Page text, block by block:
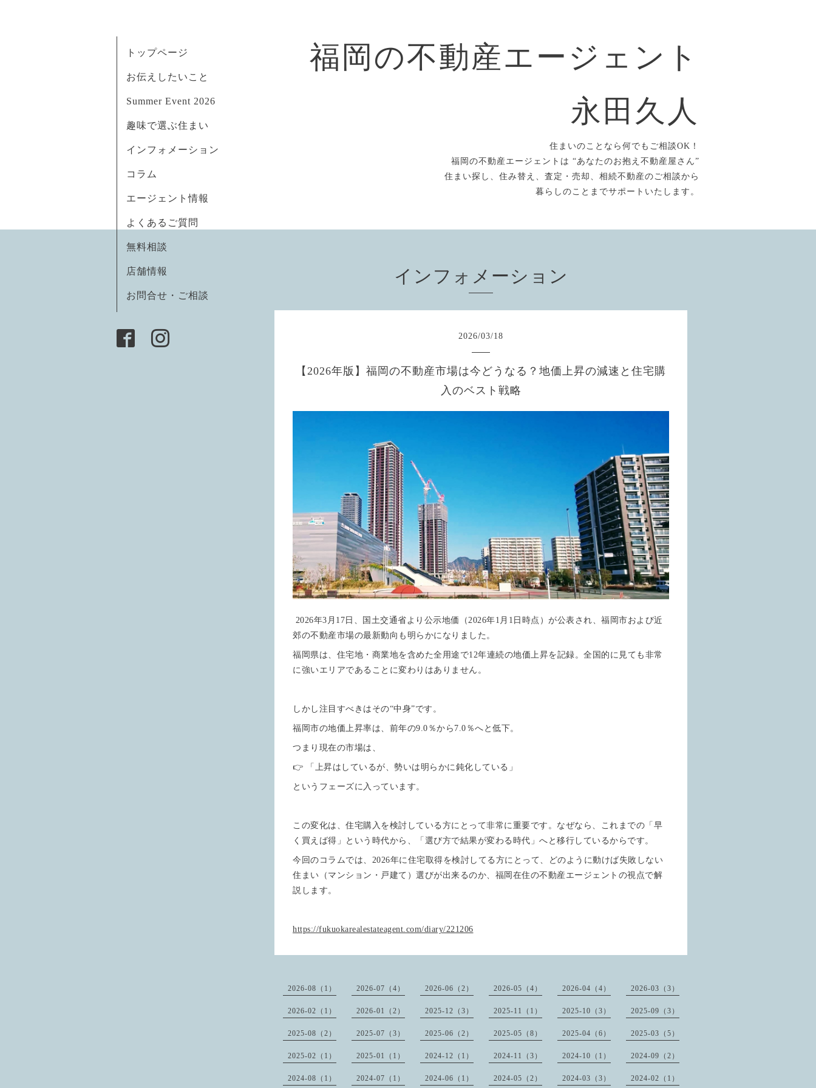
福岡の不動産エージェント
永田久人
住まいのことなら何でもご相談OK！
福岡の不動産エージェントは “あなたのお抱え不動産屋さん”
住まい探し、住み替え、査定・売却、相続不動産のご相談から
暮らしのことまでサポートいたします。
トップページ
お伝えしたいこと
Summer Event 2026
趣味で選ぶ住まい
インフォメーション
コラム
エージェント情報
よくあるご質問
無料相談
店舗情報
お問合せ・ご相談
インフォメーション
2026/03/18
【2026年版】福岡の不動産市場は今どうなる？地価上昇の減速と住宅購
入のベスト戦略
2026年3月17日、国土交通省より公示地価（2026年1月1日時点）が公表され、福岡市および近
郊の不動産市場の最新動向も明らかになりました。
福岡県は、住宅地・商業地を含めた全用途で12年連続の地価上昇を記録。全国的に見ても非常
に強いエリアであることに変わりはありません。
しかし注目すべきはその“中身”です。
福岡市の地価上昇率は、前年の9.0％から7.0％へと低下。
つまり現在の市場は、
👉 「上昇はしているが、勢いは明らかに鈍化している」
というフェーズに入っています。
この変化は、住宅購入を検討している方にとって非常に重要です。なぜなら、これまでの「早
く買えば得」という時代から、「選び方で結果が変わる時代」へと移行しているからです。
今回のコラムでは、2026年に住宅取得を検討してる方にとって、どのように動けば失敗しない
住まい（マンション・戸建て）選びが出来るのか、福岡在住の不動産エージェントの視点で解
説します。
https://fukuokarealestateagent.com/diary/221206
2026-08（1） 2026-07（4） 2026-06（2） 2026-05（4） 2026-04（4） 2026-03（3）
2026-02（1） 2026-01（2） 2025-12（3） 2025-11（1） 2025-10（3） 2025-09（3）
2025-08（2） 2025-07（3） 2025-06（2） 2025-05（8） 2025-04（6） 2025-03（5）
2025-02（1） 2025-01（1） 2024-12（1） 2024-11（3） 2024-10（1） 2024-09（2）
2024-08（1） 2024-07（1） 2024-06（1） 2024-05（2） 2024-03（3） 2024-02（1）